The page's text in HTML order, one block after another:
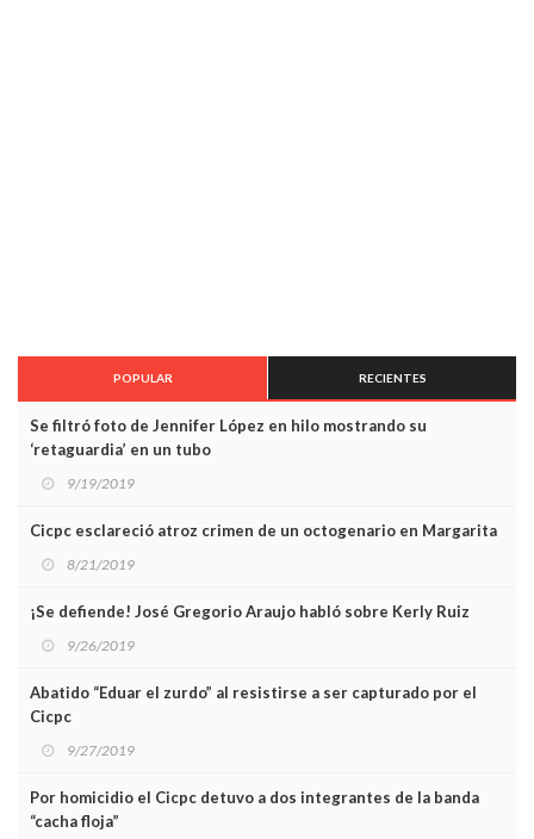
POPULAR RECIENTES
Se filtró foto de Jennifer López en hilo mostrando su
‘retaguardia’ en un tubo
9/19/2019
Cicpc esclareció atroz crimen de un octogenario en Margarita
8/21/2019
¡Se defiende! José Gregorio Araujo habló sobre Kerly Ruiz
9/26/2019
Abatido “Eduar el zurdo” al resistirse a ser capturado por el
Cicpc
9/27/2019
Por homicidio el Cicpc detuvo a dos integrantes de la banda
“cacha floja”